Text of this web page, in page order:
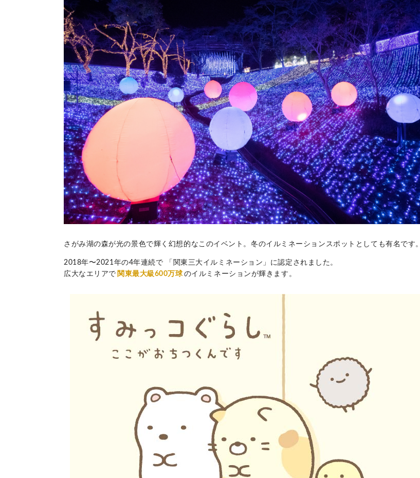
さがみ湖の森が光の景色で輝く幻想的なこのイベント。冬のイルミネーションスポットとしても有名です。
2018年〜2021年の4年連続で 「関東三大イルミネーション」に認定されました。
広大なエリアで 関東最大級600万球のイルミネーションが輝きます。